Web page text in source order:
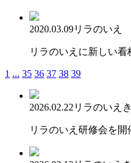
2020.03.09リラのいえ
リラのいえに新しい看
1 ... 35 36 37 38 39
2026.02.22 リラのいえ
リラのいえ研修会を開